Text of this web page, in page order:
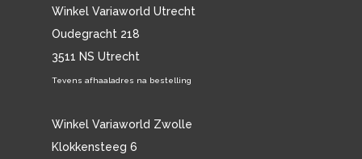
Winkel Variaworld Utrecht
Oudegracht 218
3511 NS Utrecht
Tevens afhaaladres na bestelling
Winkel Variaworld Zwolle
Klokkensteeg 6